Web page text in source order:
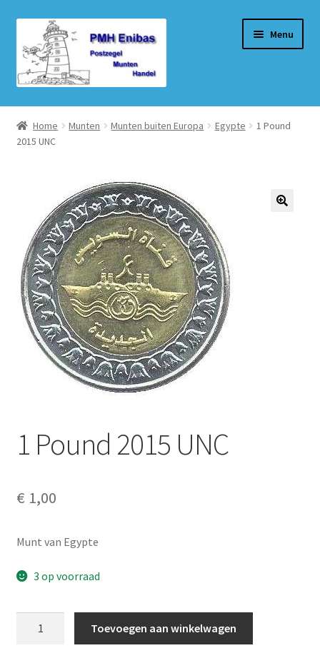
door
naar
navigatie
naar
de
inhoud
Menu
Home
Beurzen
Winkelmand
Afrekenen
Mijn account
Alg. voorw.
Privacybeleid PMH Enibas
Home Munten Munten buiten Europa Egypte
1 Pound
2015 UNC
1 Pound 2015 UNC
€ 1,00
Munt van Egypte
3 op voorraad
Toevoegen aan winkelwagen